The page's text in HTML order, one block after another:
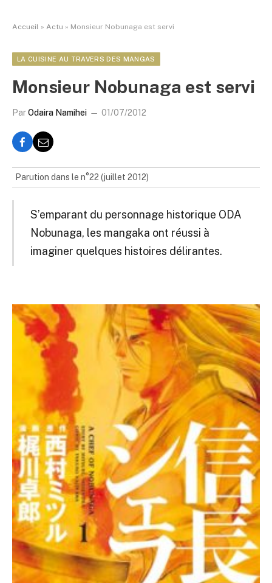
Accueil » Actu » Monsieur Nobunaga est servi
LA CUISINE AU TRAVERS DES MANGAS
Monsieur Nobunaga est servi
ParOdaira Namihei 01/07/2012
Parution dans le n°22 (juillet 2012)
S’emparant du personnage historique ODA
Nobunaga, les mangaka ont réussi à
imaginer quelques histoires délirantes.